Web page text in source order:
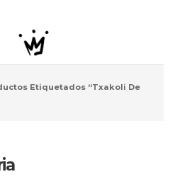
Etiquetados “txakoli De